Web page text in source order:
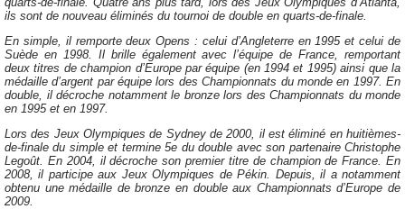
ils sont de nouveau éliminés du tournoi de double en quarts-de-finale.
En simple, il remporte deux Opens : celui d’Angleterre en 1995 et celui de
Suède en 1998. Il brille également avec l’équipe de France, remportant
deux titres de champion d’Europe par équipe (en 1994 et 1995) ainsi que la
médaille d’argent par équipe lors des Championnats du monde en 1997. En
double, il décroche notamment le bronze lors des Championnats du monde
en 1995 et en 1997.
Lors des Jeux Olympiques de Sydney de 2000, il est éliminé en huitièmes-
de-finale du simple et termine 5e du double avec son partenaire Christophe
Legoût. En 2004, il décroche son premier titre de champion de France. En
2008, il participe aux Jeux Olympiques de Pékin. Depuis, il a notamment
obtenu une médaille de bronze en double aux Championnats d’Europe de
2009.